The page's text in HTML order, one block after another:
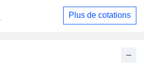
Plus de cotations